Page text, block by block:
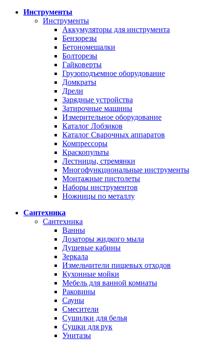
Инструменты
Инструменты
Аккумуляторы для инструмента
Бензорезы
Бетономешалки
Болторезы
Гайковерты
Грузоподъемное оборудование
Домкраты
Дрели
Зарядные устройства
Затирочные машины
Измерительное оборудование
Каталог Лобзиков
Каталог Сварочных аппаратов
Компрессоры
Краскопульты
Лестницы, стремянки
Многофункциональные инструменты
Монтажные пистолеты
Наборы инструментов
Ножницы по металлу
Сантехника
Сантехника
Ванны
Дозаторы жидкого мыла
Душевые кабины
Зеркала
Измельчители пищевых отходов
Кухонные мойки
Мебель для ванной комнаты
Раковины
Сауны
Смесители
Сушилки для белья
Сушки для рук
Унитазы